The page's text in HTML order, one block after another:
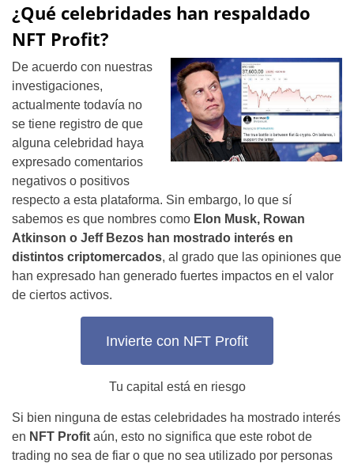
¿Qué celebridades han respaldado
NFT Profit?
De acuerdo con nuestras
investigaciones,
actualmente todavía no
se tiene registro de que
alguna celebridad haya
expresado comentarios
negativos o positivos
respecto a esta plataforma. Sin embargo, lo que sí
sabemos es que nombres como Elon Musk, Rowan
Atkinson o Jeff Bezos han mostrado interés en
distintos criptomercados, al grado que las opiniones que
han expresado han generado fuertes impactos en el valor
de ciertos activos.
Invierte con NFT Profit
Tu capital está en riesgo
Si bien ninguna de estas celebridades ha mostrado interés
en NFT Profit aún, esto no significa que este robot de
trading no sea de fiar o que no sea utilizado por personas